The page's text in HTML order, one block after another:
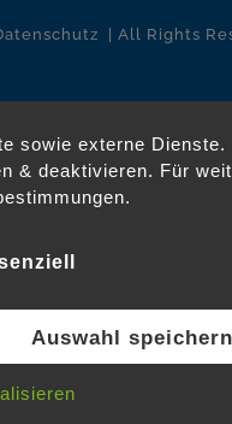
| All Rights
sowie externe
& deaktivieren. Für
Auswahl speichern